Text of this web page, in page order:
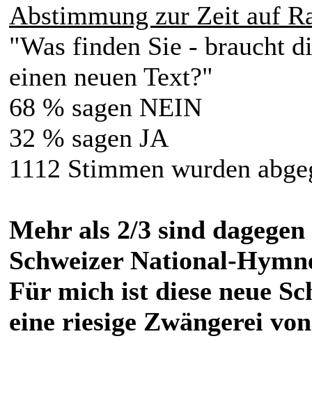
Abstimmung zur Zeit auf
"Was finden Sie - braucht
einen neuen Text?"
68 % sagen NEIN
32 % sagen JA
1112 Stimmen wurden
Mehr als 2/3 sind
Schweizer National-
Für mich ist diese neue
eine riesige Zwängerei